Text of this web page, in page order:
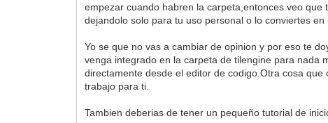
empezar cuando habren la carpeta,entonces veo
dejandolo solo para tu uso personal o lo conviertes
Yo se que no vas a cambiar de opinion y por eso te
venga integrado en la carpeta de tilengine para nada
directamente desde el editor de codigo.Otra cosa
trabajo para ti.
Tambien deberias de tener un pequeño tutorial de